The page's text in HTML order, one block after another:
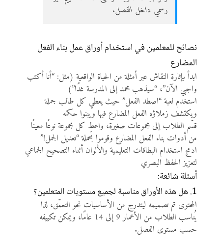
رسمي داخل الفصل.
نصائح للمعلمين في استخدام أوراق عمل بناء الفعل
المضارع
ابدأ بإثارة النقاش عبر أمثلة من الحياة الواقعية (مثل: “أنا أكتب
واجبي الآن”، “سيذهب محمد إلى المدرسة غدًا”)
استخدم لعبة “اصطد الفعل” حيث يعطي كل طالب جملة
ويكتشف زملاؤه الفعل المضارع فيها ويبنوا حكمه
قسّم الطلاب إلى مجموعات صغيرة، واعطِ كل مجموعة نوعًا معينًا
من أدوات بناء الفعل المضارع وقوموا بحملة “تعديل الجمل!”
ادمج استخدام البطاقات التعليمية والألوان أثناء التصحيح الجماعي
لتعزيز الحفظ البصري
أسئلة شائعة:
1. هل هذه الأوراق مناسبة لجميع مستويات المتعلمين؟
المحتوى تم تصميمه ليتدرج من الأساسيات نحو التعمّق، لذا
يُناسب الطلاب من الأعمار 9 إلى 14 عامًا، ويمكن تكييفه
حسب مستوى الفصل.